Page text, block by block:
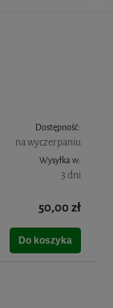
Dostępność:
na wyczerpaniu
Wysyłka w:
3 dni
50,00 zł
Do koszyka